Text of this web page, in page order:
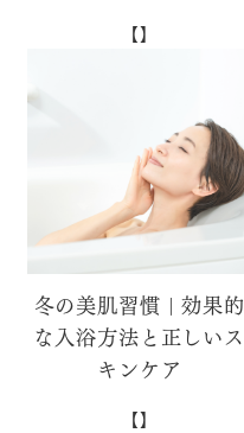
【】
冬の美肌習慣 | 効果的
な入浴方法と正しいス
キンケア
【】